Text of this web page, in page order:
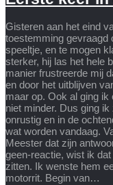
Gisteren aan het eind
toestemming gevraagd
speeltje, en te mogen
sterker, hij las het hele
manier frustreerde mij
en door het uitblijven
maar op. Ook al ging ik
niet minder. Dus ging
onrustig en in de
wat worden vandaag.
Meester dat zijn
geen-reactie, wist ik
zitten. Ik wenste hem
motorrit. Begin van…